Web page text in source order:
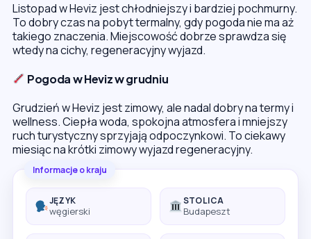
Listopad w Heviz jest chłodniejszy i bardziej pochmurny.
To dobry czas na pobyt termalny, gdy pogoda nie ma aż
takiego znaczenia. Miejscowość dobrze sprawdza się
wtedy na cichy, regeneracyjny wyjazd.
Pogoda w Heviz w grudniu
Grudzień w Heviz jest zimowy, ale nadal dobry na termy i
wellness. Ciepła woda, spokojna atmosfera i mniejszy
ruch turystyczny sprzyjają odpoczynkowi. To ciekawy
miesiąc na krótki zimowy wyjazd regeneracyjny.
Informacje o kraju
JĘZYK
węgierski
STOLICA
Budapeszt